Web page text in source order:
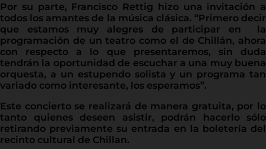
Por su parte, Francisco Rettig hizo una invitación a
todos los amantes de la música clásica. “Primero decir
que estamos muy alegres de participar en la
programación de un teatro como el de Chillán, ahora
con respecto a lo que presentaremos, sin duda
tendrán la oportunidad de escuchar a una muy buena
orquesta, a un estupendo solista y un programa tan
variado como interesante, los esperamos”.
Este concierto se realizará de manera gratuita, por lo
tanto quienes deseen asistir, podrán hacerlo sólo
retirando previamente su entrada en la boletería del
recinto cultural de Chillan.